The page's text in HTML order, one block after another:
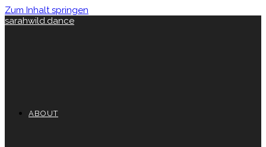
Zum Inhalt springen
sarahwild.dance
ABOUT